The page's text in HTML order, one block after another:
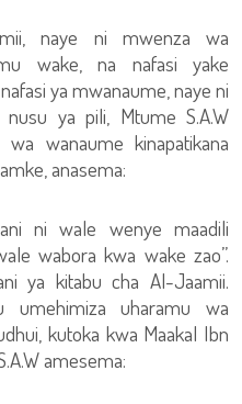
naye ni mwenza wa
wake, na nafasi yake
ya mwanaume, naye ni
ya pili, Mtume S.A.W
wanaume kinapatikana
anasema:
ni wale wenye maadili
wabora kwa wake zao”.
ya kitabu cha Al-Jaamii.
umehimiza uharamu wa
kutoka kwa Maakal Ibn
amesema: